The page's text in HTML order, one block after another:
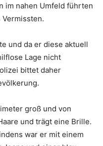
im nahen Umfeld führten
und da er diese aktuell
Lage nicht
bittet daher
groß und von
und trägt eine Brille.
war er mit einem